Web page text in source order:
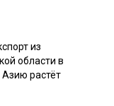
из
области в
растёт